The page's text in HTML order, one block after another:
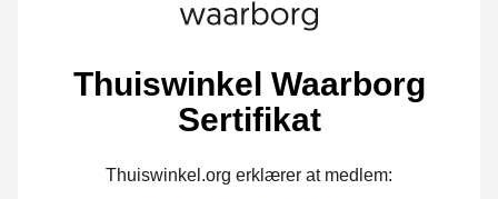
Thuiswinkel Waarborg
Sertifikat
Thuiswinkel.org erklærer at medlem: